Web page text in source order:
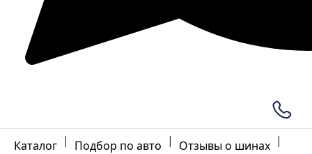
Каталог | Подбор по авто | Отзывы о шинах |